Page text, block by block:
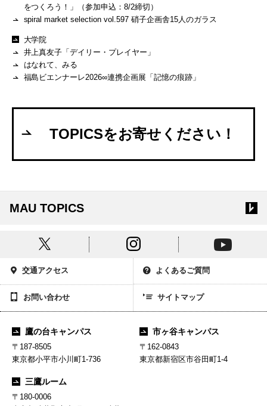
をつくろう！」（参加申込：8/2締切）
spiral market selection vol.597 硝子企画舎15人のガラス
大学院
井上真友子「デイリー・プレイヤー」
はなれて、みる
福島ビエンナーレ2026∞連携企画展「記憶の痕跡」
TOPICSをお寄せください！
MAU TOPICS
交通アクセス よくあるご質問
お問い合わせ サイトマップ
鷹の台キャンパス
〒187-8505
東京都小平市小川町1-736
市ヶ谷キャンパス
〒162-0843
東京都新宿区市谷田町1-4
三鷹ルーム
〒180-0006